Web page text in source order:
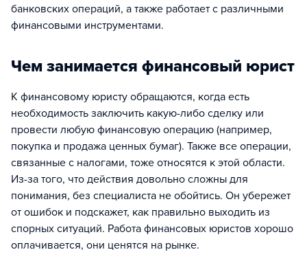
банковских операций, а также работает с различными
финансовыми инструментами.
Чем занимается финансовый юрист
К финансовому юристу обращаются, когда есть
необходимость заключить какую-либо сделку или
провести любую финансовую операцию (например,
покупка и продажа ценных бумаг). Также все операции,
связанные с налогами, тоже относятся к этой области.
Из-за того, что действия довольно сложны для
понимания, без специалиста не обойтись. Он убережет
от ошибок и подскажет, как правильно выходить из
спорных ситуаций. Работа финансовых юристов хорошо
оплачивается, они ценятся на рынке.